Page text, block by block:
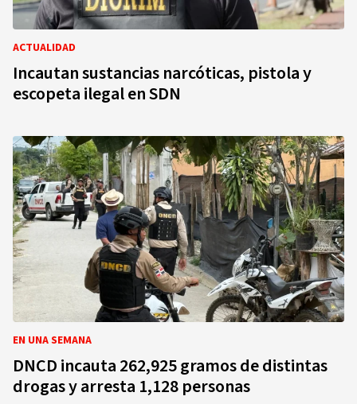
ACTUALIDAD
Incautan sustancias narcóticas, pistola y
escopeta ilegal en SDN
EN UNA SEMANA
DNCD incauta 262,925 gramos de distintas
drogas y arresta 1,128 personas